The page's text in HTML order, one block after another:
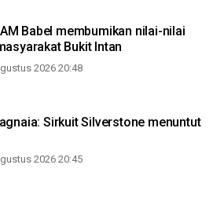
Babel membumikan nilai-nilai
Bukit Intan
2026 20:48
Sirkuit Silverstone menuntut
2026 20:45